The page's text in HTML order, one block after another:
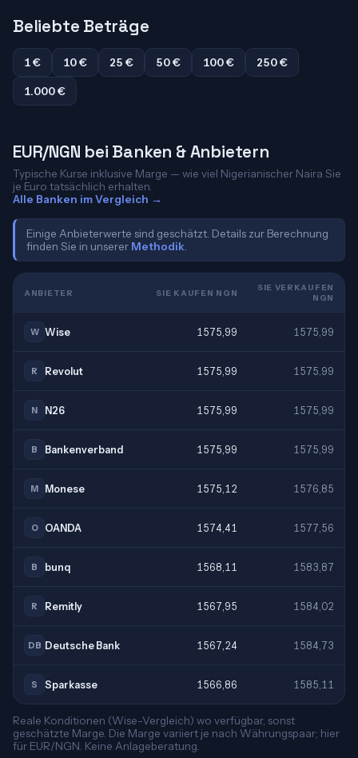
Beliebte Beträge
1 € 10 € 25 € 50 € 100 €
250 €
1.000 €
EUR/NGN bei Banken & Anbietern
Typische Kurse inklusive Marge — wie viel Nigerianischer Naira Sie
je Euro tatsächlich erhalten.
Alle Banken im Vergleich →
Einige Anbieterwerte sind geschätzt. Details zur Berechnung
finden Sie in unserer Methodik
ANBIETER SIE KAUFEN NGN
SIE VERKAUFEN
NGN
W Wise 1575,99 1575,99
R Revolut 1575,99 1575,99
N N26 1575,99 1575,99
B Bankenverband 1575,99 1575,99
M Monese 1575,12 1576,85
O OANDA 1574,41 1577,56
B bunq 1568,11 1583,87
R Remitly 1567,95 1584,02
DB Deutsche Bank 1567,24 1584,73
S Sparkasse 1566,86 1585,11
Reale Konditionen (Wise-Vergleich) wo verfügbar, sonst
geschätzte Marge. Die Marge variiert je nach Währungspaar; hier
für EUR/NGN. Keine Anlageberatung.